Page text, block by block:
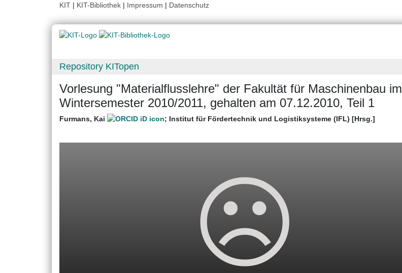
KIT | KIT-Bibliothek | Impressum | Datenschutz
Repository KITopen
Vorlesung "Materialflusslehre" der Fakultät für Maschinenbau im
Wintersemester 2010/2011, gehalten am 07.12.2010, Teil 1
Furmans, Kai ; Institut für Fördertechnik und Logistiksysteme (IFL) [Hrsg.]